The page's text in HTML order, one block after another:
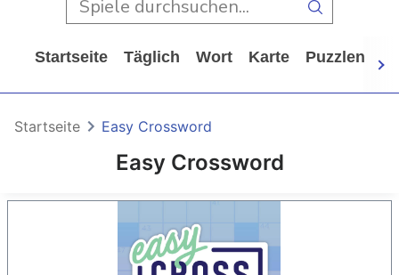
Startseite Täglich Wort Karte Puzzlen
Easy Crossword
Startseite Easy Crossword